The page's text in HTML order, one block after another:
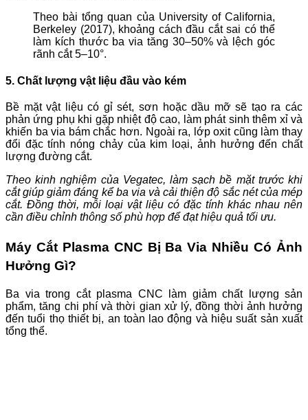
Theo bài tổng quan của University of California,
Berkeley (2017), khoảng cách đầu cắt sai có thể
làm kích thước ba via tăng 30–50% và lệch góc
rãnh cắt 5–10°.
5. Chất lượng vật liệu đầu vào kém
Bề mặt vật liệu có gỉ sét, sơn hoặc dầu mỡ sẽ tạo ra các
phản ứng phụ khi gặp nhiệt độ cao, làm phát sinh thêm xỉ và
khiến ba via bám chắc hơn. Ngoài ra, lớp oxit cũng làm thay
đổi đặc tính nóng chảy của kim loại, ảnh hưởng đến chất
lượng đường cắt.
Theo kinh nghiệm của Vegatec, làm sạch bề mặt trước khi
cắt giúp giảm đáng kể ba via và cải thiện độ sắc nét của mép
cắt. Đồng thời, mỗi loại vật liệu có đặc tính khác nhau nên
cần điều chỉnh thông số phù hợp để đạt hiệu quả tối ưu.
Máy Cắt Plasma CNC Bị Ba Via Nhiều Có Ảnh
Hưởng Gì?
Ba via trong cắt plasma CNC làm giảm chất lượng sản
phẩm, tăng chi phí và thời gian xử lý, đồng thời ảnh hưởng
đến tuổi thọ thiết bị, an toàn lao động và hiệu suất sản xuất
tổng thể.